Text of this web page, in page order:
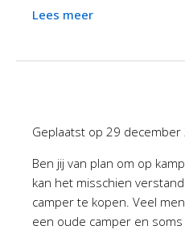
Lees meer
Geplaatst op 29 december
Ben jij van plan om op
kan het misschien
camper te kopen. Veel
een oude camper en